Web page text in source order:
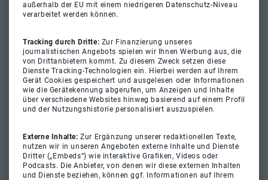
außerhalb der EU mit einem niedrigeren Datenschutz-Niveau
verarbeitet werden können.
Tracking durch Dritte: Zur Finanzierung unseres
journalistischen Angebots spielen wir Ihnen Werbung aus, die
von Drittanbietern kommt. Zu diesem Zweck setzen diese
Dienste Tracking-Technologien ein. Hierbei werden auf Ihrem
Gerät Cookies gespeichert und ausgelesen oder Informationen
wie die Gerätekennung abgerufen, um Anzeigen und Inhalte
über verschiedene Websites hinweg basierend auf einem Profil
und der Nutzungshistorie personalisiert auszuspielen.
Externe Inhalte:Zur Ergänzung unserer redaktionellen Texte,
nutzen wir in unseren Angeboten externe Inhalte und Dienste
Dritter („Embeds“) wie interaktive Grafiken, Videos oder
Podcasts. Die Anbieter, von denen wir diese externen Inhalten
und Dienste beziehen, können ggf. Informationen auf Ihrem